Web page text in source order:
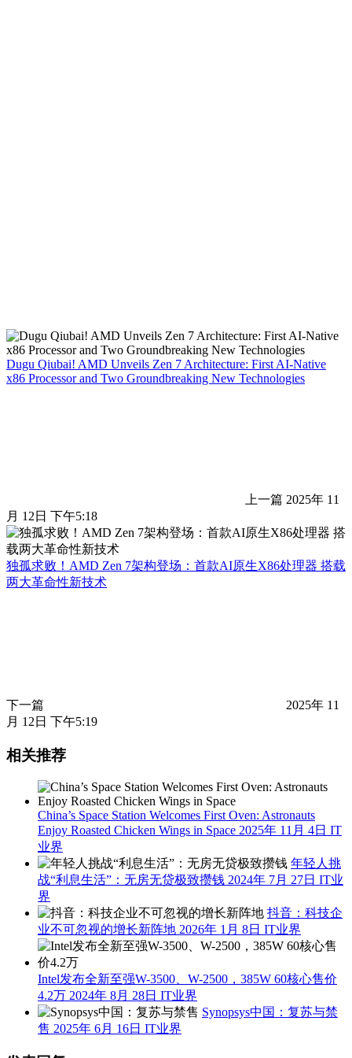
Dugu Qiubai! AMD Unveils Zen 7 Architecture: First AI-Native
x86 Processor and Two Groundbreaking New Technologies
上一篇 2025年 11
月 12日 下午5:18
独孤求败！AMD Zen 7架构登场：首款AI原生X86处理器 搭载
两大革命性新技术
下一篇
2025年 11
月 12日 下午5:19
相关推荐
China’s Space Station Welcomes First Oven: Astronauts
Enjoy Roasted Chicken Wings in Space 2025年 11月 4日 IT
业界
年轻人挑
战“利息生活”：无房无贷极致攒钱 2024年 7月 27日 IT业
界
抖音：科技企
业不可忽视的增长新阵地 2026年 1月 8日 IT业界
Intel发布全新至强W-3500、W-2500，385W 60核心售价
4.2万 2024年 8月 28日 IT业界
Synopsys中国：复苏与禁
售 2025年 6月 16日 IT业界